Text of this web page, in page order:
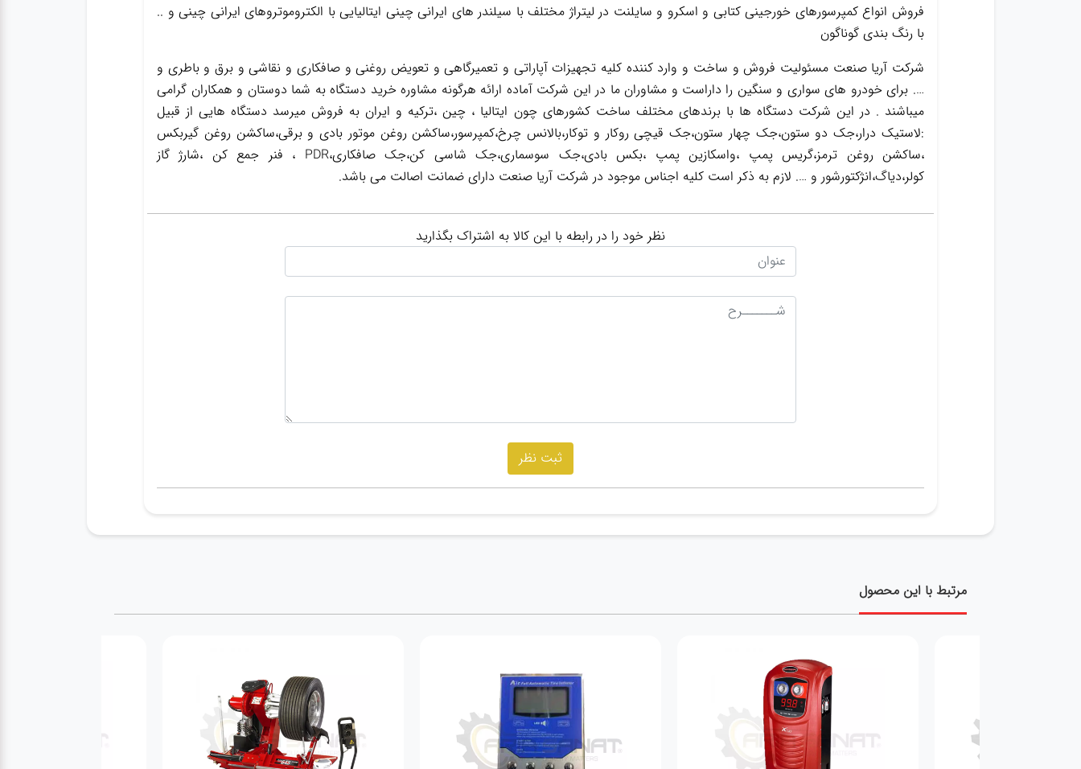
فروش انواع کمپرسورهای خورجینی کتابی و اسکرو و سایلنت در لیتراژ مختلف با سیلندر های ایرانی چینی ایتالیایی با الکتروموتروهای ایرانی چینی و ..
با رنگ بندی گوناگون
شرکت آریا صنعت مسئولیت فروش و ساخت و وارد کننده کلیه تجهیزات آپاراتی و تعمیرگاهی و تعویض روغنی و صافکاری و نقاشی و برق و باطری و
…. برای خودرو های سواری و سنگین را داراست و مشاوران ما در این شرکت آماده ارائه هرگونه مشاوره خرید دستگاه به شما دوستان و همکاران گرامی
میباشند . در این شرکت دستگاه ها با برندهای مختلف ساخت کشورهای چون ایتالیا ، چین ،ترکیه و ایران به فروش میرسد دستگاه هایی از قبیل
:لاستیک درار،جک دو ستون،جک چهار ستون،جک قیچی روکار و توکار،بالانس چرخ،کمپرسور،ساکشن روغن موتور بادی و برقی،ساکشن روغن گیربکس
،ساکشن روغن ترمز،گریس پمپ ،واسکازین پمپ ،بکس بادی،جک سوسماری،جک شاسی کن،جک صافکاری،PDR ، فنر جمع کن ،شارژ گاز
کولر،دیاگ،انژکتورشور و …. لازم به ذکر است کلیه اجناس موجود در شرکت آریا صنعت دارای ضمانت اصالت می باشد.
نظر خود را در رابطه با این کالا به اشتراک بگذارید
مرتبط با این محصول